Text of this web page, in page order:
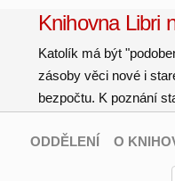
Knihovna Libri
Katolík má být
zásoby věci nové i
bezpočtu. K poznání
ODDĚLENÍ O